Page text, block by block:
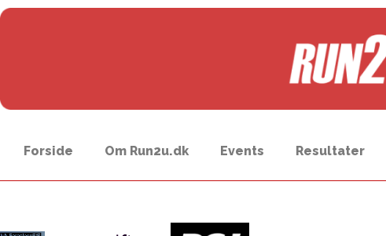
Forside Om Run2u.dk Events Resultater